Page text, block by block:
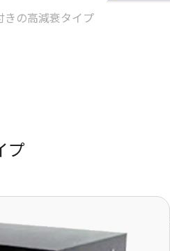
の高減衰タイプ
プ